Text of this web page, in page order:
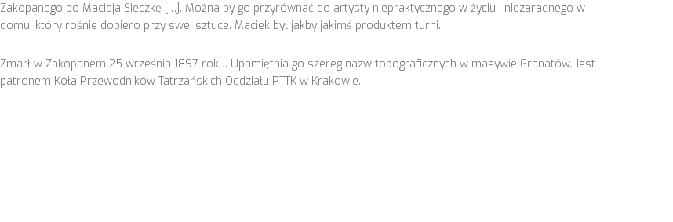
Zakopanego po Macieja Sieczkę […]. Można by go przyrównać do artysty niepraktycznego w życiu i niezaradnego w
domu, który rośnie dopiero przy swej sztuce. Maciek był jakby jakimś produktem turni.
Zmarł w Zakopanem 25 września 1897 roku. Upamiętnia go szereg nazw topograficznych w masywie Granatów. Jest
patronem Koła Przewodników Tatrzańskich Oddziału PTTK w Krakowie.